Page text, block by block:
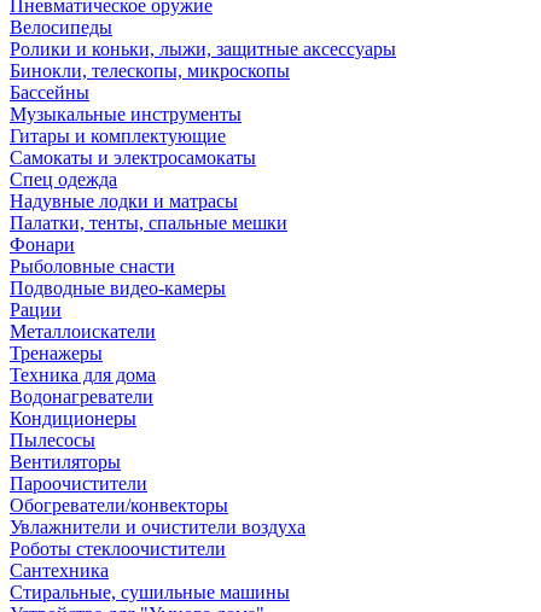
Пневматическое оружие
Велосипеды
Ролики и коньки, лыжи, защитные аксессуары
Бинокли, телескопы, микроскопы
Бассейны
Музыкальные инструменты
Гитары и комплектующие
Самокаты и электросамокаты
Спец одежда
Надувные лодки и матрасы
Палатки, тенты, спальные мешки
Фонари
Рыболовные снасти
Подводные видео-камеры
Рации
Металлоискатели
Тренажеры
Техника для дома
Водонагреватели
Кондиционеры
Пылесосы
Вентиляторы
Пароочистители
Обогреватели/конвекторы
Увлажнители и очистители воздуха
Роботы стеклоочистители
Сантехника
Стиральные, сушильные машины